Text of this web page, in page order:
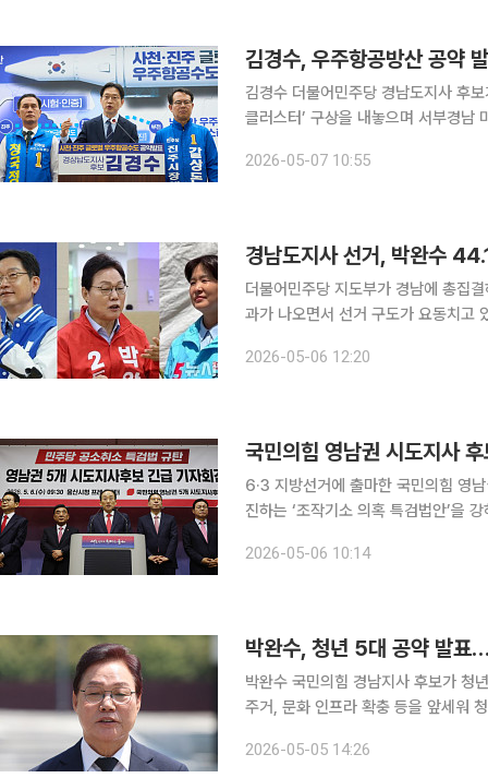
김경수, 우주항공방산 공약
김경수 더불어민주당 경남도지사 후
클러스터’ 구상을 내놓으며 서부경남 미래 성장 전략을
클러스터로 도약시키겠다”며 “우주
2026-05-07 10:55
경남도지사 선거, 박완수
더불어민주당 지도부가 경남에 총집
과가 나오면서 선거 구도가 요동치고
답자 41.9%가 김경수 후보, 응답자
2026-05-06 12:20
국민의힘 영남권 시도지사
6·3 지방선거에 출마한 국민의힘 영
진하는 ‘조작기소 의혹 특검법안’을 강하게 비판했다. 박형준 부산시
터에서 공동 기자회견을 열고 민주당
2026-05-06 10:14
박완수, 청년 5대 공약 발표
박완수 국민의힘 경남지사 후보가 청
주거, 문화 인프라 확충 등을 앞세워 청년 유출을
절반 수준까지 줄었다”며 “이런 흐름
2026-05-05 14:26